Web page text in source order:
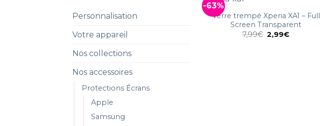
Personnalisation
Votre appareil
Nos collections
Nos accessoires
Protections Écrans
Apple
Samsung
-63%
Verre trempé Xperia XA1 – Full
Screen Transparent
7,99€ 2,99€